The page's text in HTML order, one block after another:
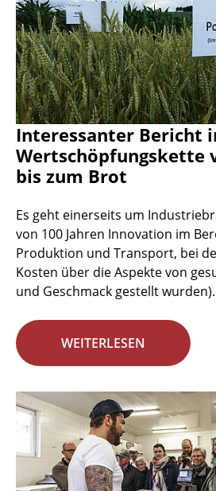
Interessanter Bericht
Wertschöpfungskette
bis zum Brot
Es geht einerseits um
von 100 Jahren Innovation im
Produktion und Transport, bei
Kosten über die Aspekte von
und Geschmack gestellt
WEITERLESEN